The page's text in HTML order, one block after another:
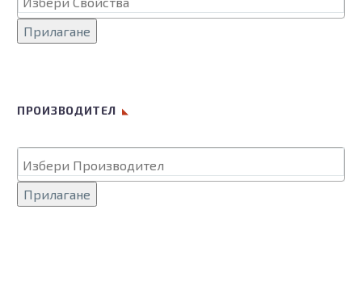
Прилагане
ПРОИЗВОДИТЕЛ
Прилагане